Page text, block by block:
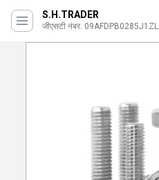
S.H.TRADER
जीएसटी नंबर. 09AFDPB0285J1ZL